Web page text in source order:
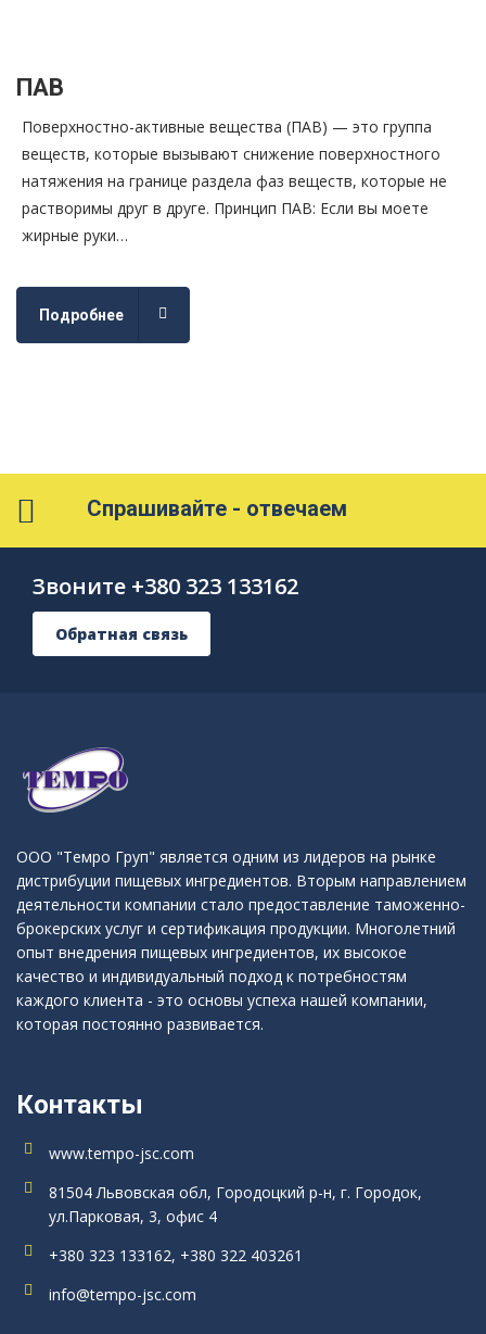
ПАВ
Поверхностно-активные вещества (ПАВ) — это группа
веществ, которые вызывают снижение поверхностного
натяжения на границе раздела фаз веществ, которые не
растворимы друг в друге. Принцип ПАВ: Если вы моете
жирные руки…
Подробнее
Спрашивайте - отвечаем
Звоните +380 323 133162
Обратная связь
ООО "Темро Груп" является одним из лидеров на рынке
дистрибуции пищевых ингредиентов. Вторым направлением
деятельности компании стало предоставление таможенно-
брокерских услуг и сертификация продукции. Многолетний
опыт внедрения пищевых ингредиентов, их высокое
качество и индивидуальный подход к потребностям
каждого клиента - это основы успеха нашей компании,
которая постоянно развивается.
Контакты
www.tempo-jsc.com
81504 Львовская обл, Городоцкий р-н, г. Городок,
ул.Парковая, 3, офис 4
+380 323 133162, +380 322 403261
info@tempo-jsc.com